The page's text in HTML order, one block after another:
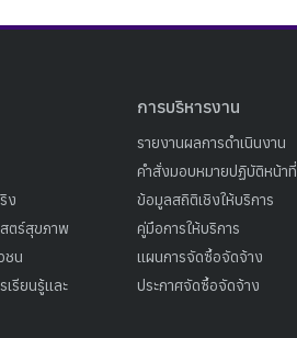
ง
ตร์สุขภาพ
ชน
เรียนรู้และ
การบริหารงาน
รายงานผลการดำเนินงาน
คำสั่งมอบหมายปฏิบัติหน้าที่
ข้อมูลสถิติเชิงให้บริการ
คู่มือการให้บริการ
แผนการจัดซื้อจัดจ้าง
ประกาศจัดซื้อจัดจ้าง